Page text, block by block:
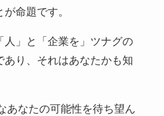
命題です。
人」と「企業を」ツナグの
あり、それはあなたかも知
あなたの可能性を待ち望ん